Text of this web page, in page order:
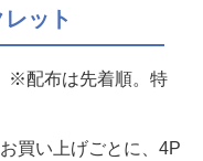
ット
※配布は先着順。特
買い上げごとに、4P